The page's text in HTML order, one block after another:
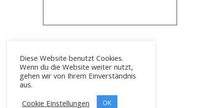
Icons erstellt von
Diese Website benutzt Cookies.
Wenn du die Website weiter nutzt,
gehen wir von Ihrem Einverständnis
aus.
Cookie Einstellungen
OK